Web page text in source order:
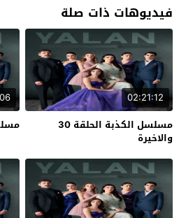
فيديوهات ذات صلة
02:21:12
مسلسل الكذبة الحلقة 30
والاخيرة